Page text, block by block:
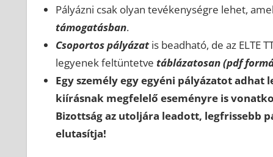
Pályázni csak olyan tevékenységre lehet,
támogatásban.
Csoportos pályázatis beadható, de az ELTE
legyenek feltüntetve táblázatosan (pdf
Egy személy egy egyéni pályázatot adhat
kiírásnak megfelelő eseményre is
Bizottság az utoljára leadott, legfrissebb
elutasítja!